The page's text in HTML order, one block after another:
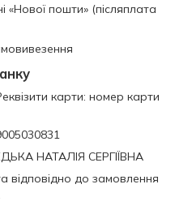
«Нової пошти» (післяплата
карти: номер карти
НАТАЛІЯ СЕРГІЇВНА
до замовлення